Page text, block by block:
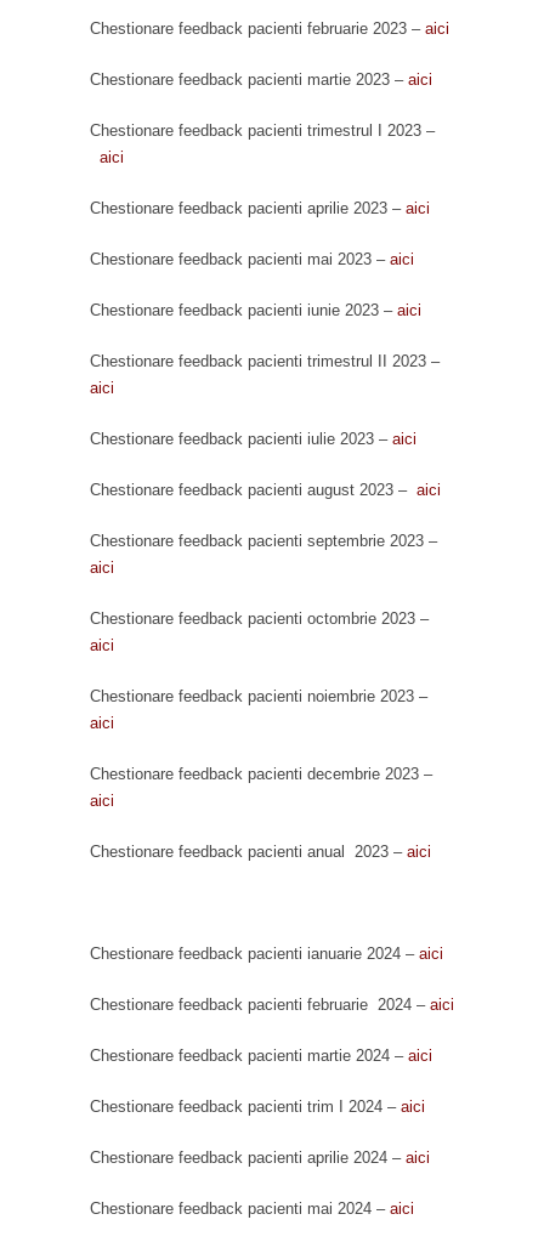
Chestionare feedback pacienti februarie 2023 – aici
Chestionare feedback pacienti martie 2023 – aici
Chestionare feedback pacienti trimestrul I 2023 –
aici
Chestionare feedback pacienti aprilie 2023 – aici
Chestionare feedback pacienti mai 2023 – aici
Chestionare feedback pacienti iunie 2023 – aici
Chestionare feedback pacienti trimestrul II 2023 –
aici
Chestionare feedback pacienti iulie 2023 – aici
Chestionare feedback pacienti august 2023 – aici
Chestionare feedback pacienti septembrie 2023 –
aici
Chestionare feedback pacienti octombrie 2023 –
aici
Chestionare feedback pacienti noiembrie 2023 –
aici
Chestionare feedback pacienti decembrie 2023 –
aici
Chestionare feedback pacienti anual 2023 – aici
Chestionare feedback pacienti ianuarie 2024 – aici
Chestionare feedback pacienti februarie 2024 – aici
Chestionare feedback pacienti martie 2024 – aici
Chestionare feedback pacienti trim I 2024 – aici
Chestionare feedback pacienti aprilie 2024 – aici
Chestionare feedback pacienti mai 2024 – aici